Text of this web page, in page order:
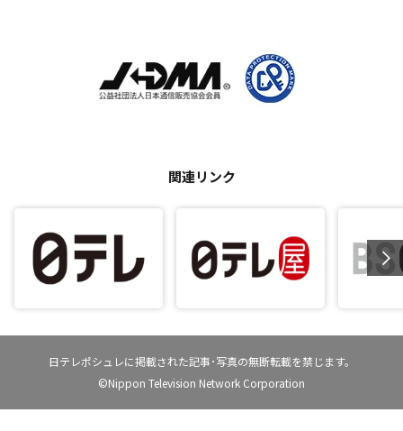
関連リンク
日テレポシュレに掲載された記事･写真の無断転載を禁じます。
©Nippon Television Network Corporation